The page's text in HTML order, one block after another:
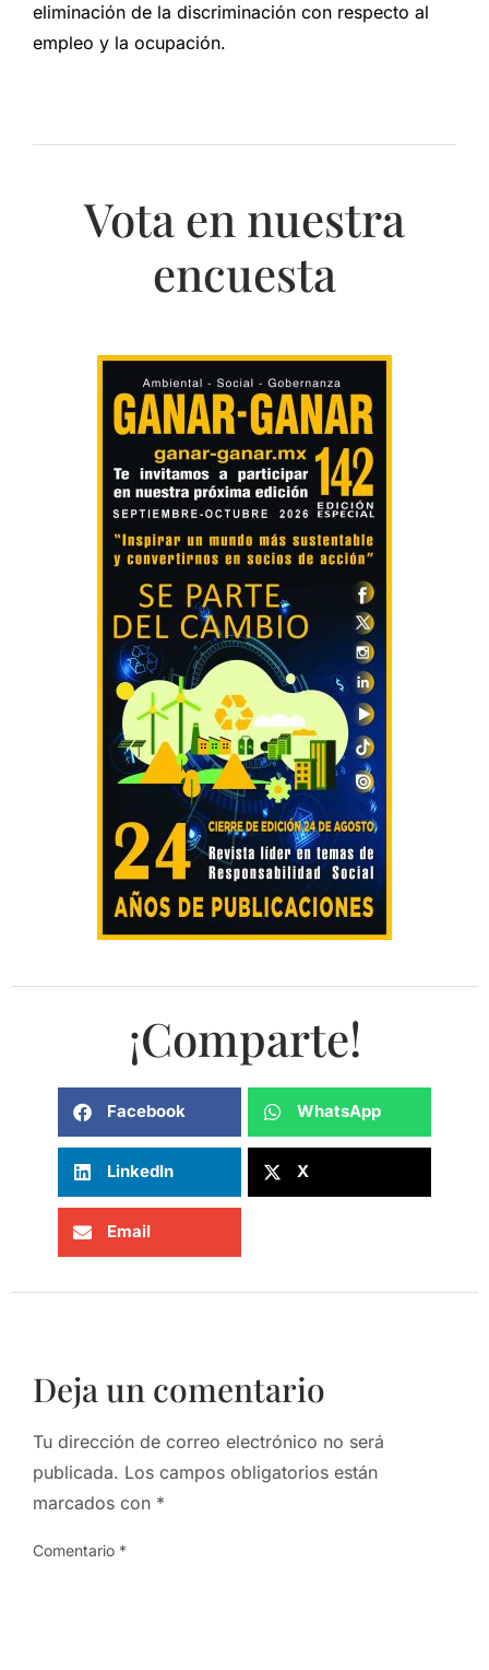
eliminación de la discriminación con respecto al
empleo y la ocupación.
Vota en nuestra
encuesta
¡Comparte!
Facebook WhatsApp
LinkedIn X
Email
Deja un comentario
Tu dirección de correo electrónico no será
publicada. Los campos obligatorios están
marcados con *
Comentario *